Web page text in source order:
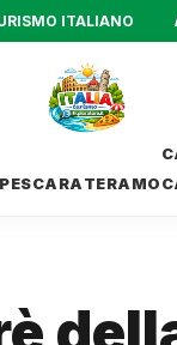
ITALIANO
PESCARA TERAMO